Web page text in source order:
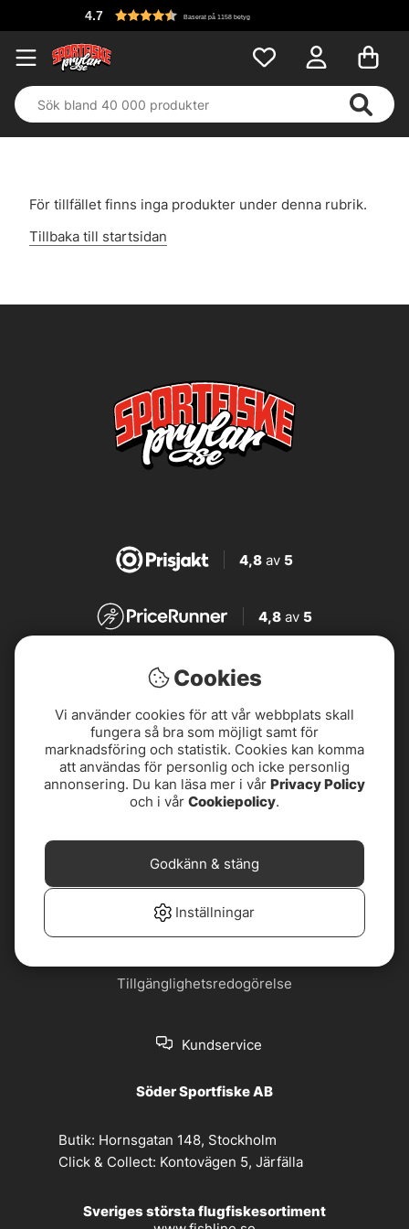
4.7 Baserat på 1158 betyg
För tillfället finns inga produkter under denna rubrik.
Tillbaka till startsidan
4,8av 5
4,8 av 5
4,7
4,7av5
leveransvillkor
Nyhetsbrev
Om oss Privacy policy
Tillgänglighetsredogörelse
Kundservice
Söder Sportfiske AB
Butik: Hornsgatan 148, Stockholm
Click & Collect: Kontovägen 5, Järfälla
Sveriges största flugfiskesortiment
Cookies
Vi använder cookies för att vår webbplats skall
fungera så bra som möjligt samt för
marknadsföring och statistik. Cookies kan komma
att användas för personlig och icke personlig
annonsering. Du kan läsa mer i vår Privacy Policy
och i vår Cookiepolicy.
Inställningar
Godkänn & stäng